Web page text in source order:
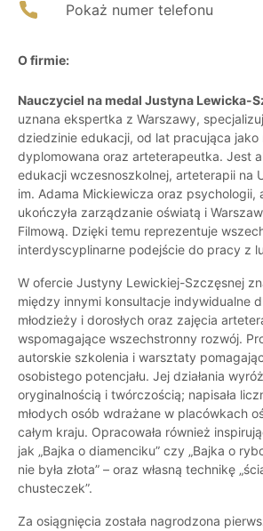
Pokaż numer telefonu
O firmie:
Nauczyciel na medal Justyna Lewicka-
uznana ekspertka z Warszawy,
dziedzinie edukacji, od lat pracująca jako
dyplomowana oraz arteterapeutka. Jest
edukacji wczesnoszkolnej, arteterapii na
im. Adama Mickiewicza oraz psychologii,
ukończyła zarządzanie oświatą i
Filmową. Dzięki temu reprezentuje
interdyscyplinarne podejście do pracy z
W ofercie Justyny Lewickiej-Szczęsnej
między innymi konsultacje indywidualne
młodzieży i dorosłych oraz zajęcia
wspomagające wszechstronny rozwój.
autorskie szkolenia i warsztaty
osobistego potencjału. Jej działania
oryginalnością i twórczością; napisała
młodych osób wdrażane w placówkach
całym kraju. Opracowała również
jak „Bajka o diamenciku” czy „Bajka o
nie była złota” – oraz własną technikę
chusteczek”.
Za osiągnięcia została nagrodzona